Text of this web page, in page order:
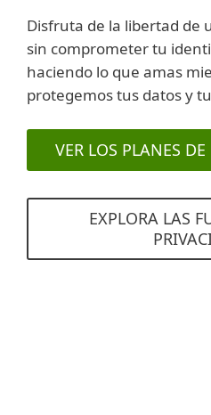
Disfruta de la libertad de
sin comprometer tu
haciendo lo que amas
protegemos tus datos y
VER LOS PLANES
EXPLORA LAS